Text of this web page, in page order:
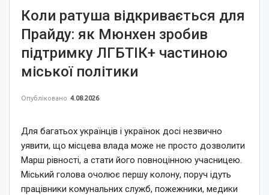
Коли ратуша відкривається для
Прайду: як Мюнхен зробив
підтримку ЛГБТІК+ частиною
міської політики
Опубліковано 4.08.2026
Для багатьох українців і українок досі незвично
уявити, що місцева влада може не просто дозволити
Марш рівності, а стати його повноцінною учасницею.
Міський голова очолює першу колону, поруч ідуть
працівники комунальних служб, пожежники, медики